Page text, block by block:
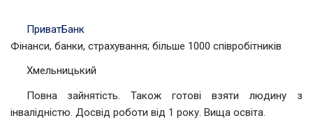
ПриватБанк
Фінанси, банки, страхування; більше 1000 співробітників
Хмельницький
Повна зайнятість. Також готові взяти людину з
інвалідністю. Досвід роботи від 1 року. Вища освіта.